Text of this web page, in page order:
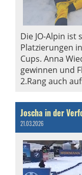
Die JO-Alpin
Platzierungen
Cups. Anna
gewinnen und
2.Rang auch
Joscha in der
21.03.2026